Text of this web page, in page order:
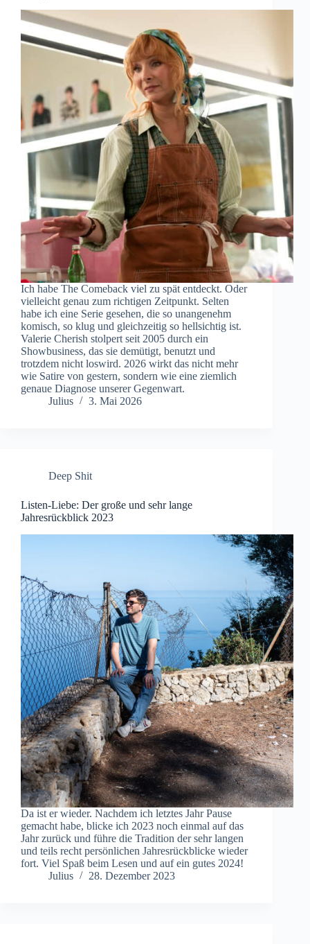
Ich habe The Comeback viel zu spät entdeckt. Oder
vielleicht genau zum richtigen Zeitpunkt. Selten
habe ich eine Serie gesehen, die so unangenehm
komisch, so klug und gleichzeitig so hellsichtig ist.
Valerie Cherish stolpert seit 2005 durch ein
Showbusiness, das sie demütigt, benutzt und
trotzdem nicht loswird. 2026 wirkt das nicht mehr
wie Satire von gestern, sondern wie eine ziemlich
genaue Diagnose unserer Gegenwart.
Julius
3. Mai 2026
Deep Shit
Listen-Liebe: Der große und sehr lange
Jahresrückblick 2023
Da ist er wieder. Nachdem ich letztes Jahr Pause
gemacht habe, blicke ich 2023 noch einmal auf das
Jahr zurück und führe die Tradition der sehr langen
und teils recht persönlichen Jahresrückblicke wieder
fort. Viel Spaß beim Lesen und auf ein gutes 2024!
Julius
28. Dezember 2023